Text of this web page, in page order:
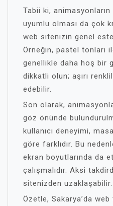
Tabii ki, animasyonların
uyumlu olması da çok
web sitenizin genel
Örneğin, pastel tonları
genellikle daha hoş bir
dikkatli olun; aşırı
edebilir.
Son olarak,
göz önünde
kullanıcı deneyimi,
göre farklıdır. Bu
ekran boyutlarında da
çalışmalıdır. Aksi
sitenizden uzaklaşabilir.
Özetle, Sakarya’da web